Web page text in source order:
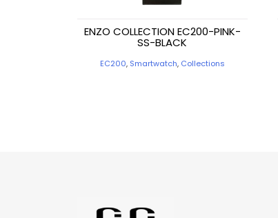
ENZO COLLECTION EC200-PINK-
SS-BLACK
EC200, Smartwatch, Collections